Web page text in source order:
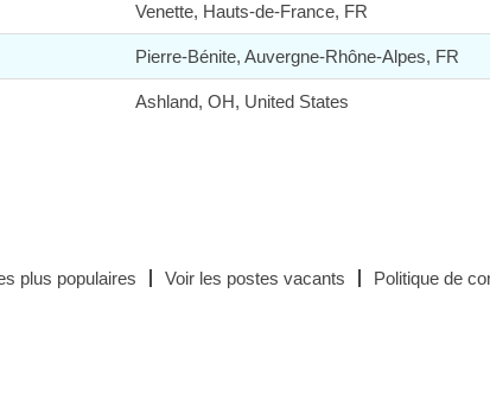
Venette, Hauts-de-France, FR
Pierre-Bénite, Auvergne-Rhône-Alpes, FR
Ashland, OH, United States
plus populaires Voir les postes vacants
Politique de